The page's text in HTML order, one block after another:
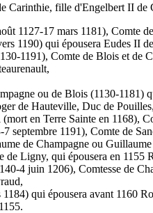
fille d'Engelbert II de
1127-17 mars 1181), Comte
1190) qui épousera Eudes II
1191), Comte de Blois et de
ou de Blois (1130-1181)
de Hauteville, Duc de Pouilles,
en Terre Sainte en 1168),
7 septembre 1191), Comte de
de Champagne ou
de Ligny, qui épousera en 1155
4 juin 1206), Comtesse de
qui épousera avant 1160